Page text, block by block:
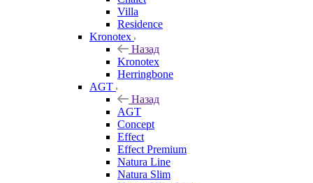
Villa
Residence
Kronotex
Назад
Kronotex
Herringbone
AGT
Назад
AGT
Concept
Effect
Effect Premium
Natura Line
Natura Slim